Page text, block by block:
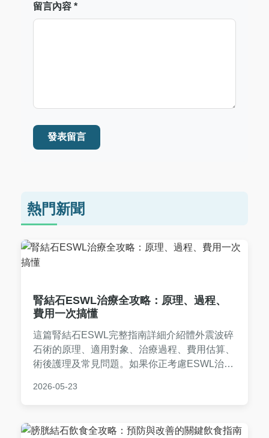
留言內容 *
發表留言
熱門新聞
腎結石ESWL治療全攻略：原理、過程、
費用一次搞懂
這篇腎結石ESWL完整指南詳細介紹體外震波碎
石術的原理、適用對象、治療過程、費用估算、
術後護理及常見問題。如果你正考慮ESWL治
意事項，做出明智決定。
2026-05-23